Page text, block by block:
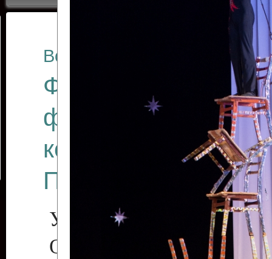
ОТЧЕТЫ ГКЦ
Все отчеты
Финал
фестиваля
коллективов
Приднестровского
Участники фестиваля:
Образцовый